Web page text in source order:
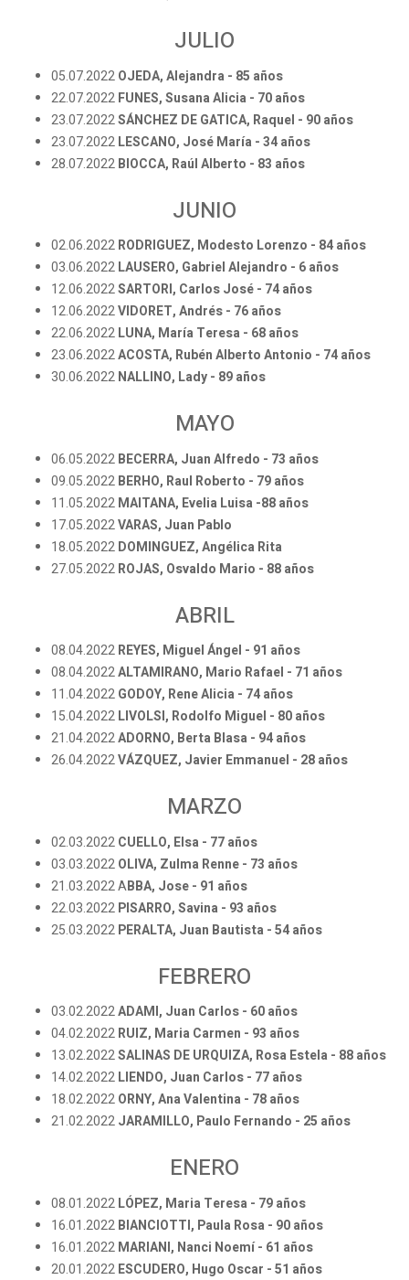
JULIO
05.07.2022OJEDA, Alejandra - 85 años
22.07.2022FUNES, Susana Alicia - 70 años
23.07.2022SÁNCHEZ DE GATICA, Raquel - 90 años
23.07.2022LESCANO, José María - 34 años
28.07.2022BIOCCA, Raúl Alberto - 83 años
JUNIO
02.06.2022RODRIGUEZ, Modesto Lorenzo - 84 años
03.06.2022LAUSERO, Gabriel Alejandro - 6 años
12.06.2022SARTORI, Carlos José - 74 años
12.06.2022VIDORET, Andrés - 76 años
22.06.2022LUNA, María Teresa - 68 años
23.06.2022ACOSTA, Rubén Alberto Antonio - 74 años
30.06.2022NALLINO, Lady - 89 años
MAYO
06.05.2022BECERRA, Juan Alfredo - 73 años
09.05.2022BERHO, Raul Roberto - 79 años
11.05.2022MAITANA, Evelia Luisa -88 años
17.05.2022VARAS, Juan Pablo
18.05.2022DOMINGUEZ, Angélica Rita
27.05.2022ROJAS, Osvaldo Mario - 88 años
ABRIL
08.04.2022REYES, Miguel Ángel - 91 años
08.04.2022ALTAMIRANO, Mario Rafael - 71 años
11.04.2022GODOY, Rene Alicia - 74 años
15.04.2022LIVOLSI, Rodolfo Miguel - 80 años
21.04.2022ADORNO, Berta Blasa - 94 años
26.04.2022VÁZQUEZ, Javier Emmanuel - 28 años
MARZO
02.03.2022CUELLO, Elsa - 77 años
03.03.2022OLIVA, Zulma Renne - 73 años
21.03.2022 ABBA, Jose - 91 años
22.03.2022PISARRO, Savina - 93 años
25.03.2022PERALTA, Juan Bautista - 54 años
FEBRERO
03.02.2022ADAMI, Juan Carlos - 60 años
04.02.2022RUIZ, Maria Carmen - 93 años
13.02.2022SALINAS DE URQUIZA, Rosa Estela - 88 años
14.02.2022LIENDO, Juan Carlos - 77 años
18.02.2022ORNY, Ana Valentina - 78 años
21.02.2022JARAMILLO, Paulo Fernando - 25 años
ENERO
08.01.2022LÓPEZ, Maria Teresa - 79 años
16.01.2022BIANCIOTTI, Paula Rosa - 90 años
16.01.2022MARIANI, Nanci Noemí - 61 años
20.01.2022ESCUDERO, Hugo Oscar - 51 años